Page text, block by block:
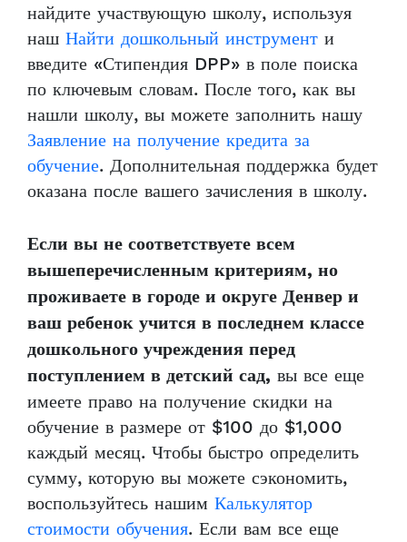
найдите участвующую школу, используя
наш Найти дошкольный инструмент и
введите «Стипендия DPP» в поле поиска
по ключевым словам. После того, как вы
нашли школу, вы можете заполнить нашу
Заявление на получение кредита за
обучение. Дополнительная поддержка будет
оказана после вашего зачисления в школу.
Если вы не соответствуете всем
вышеперечисленным критериям, но
проживаете в городе и округе Денвер и
ваш ребенок учится в последнем классе
дошкольного учреждения перед
поступлением в детский сад, вы все еще
имеете право на получение скидки на
обучение в размере от $100 до $1,000
каждый месяц. Чтобы быстро определить
сумму, которую вы можете сэкономить,
воспользуйтесь нашим Калькулятор
стоимости обучения. Если вам все еще